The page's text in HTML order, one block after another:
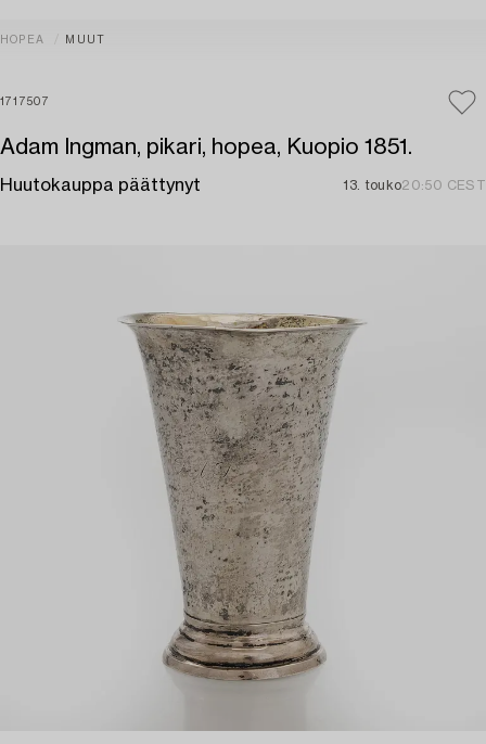
HOPEA MUUT
1717507
Adam Ingman, pikari, hopea, Kuopio 1851.
Huutokauppa päättynyt 13. touko20:50 CEST